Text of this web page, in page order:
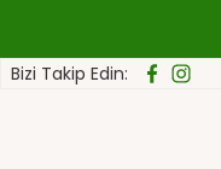
Bizi Takip Edin: